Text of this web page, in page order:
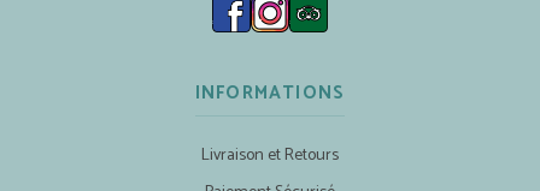
INFORMATIONS
Livraison et Retours